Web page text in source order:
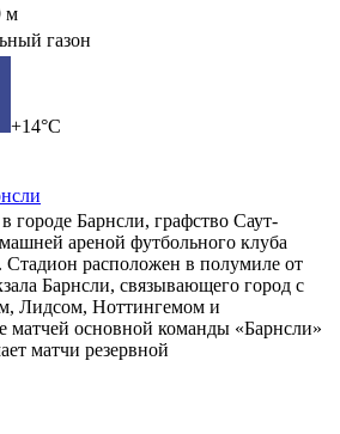
м
газон
+14°C
городе Барнсли, графство Саут-
ареной футбольного клуба
Стадион расположен в полумиле от
Барнсли, связывающего город с
Лидсом, Ноттингемом и
матчей основной команды «Барнсли»
матчи резервной